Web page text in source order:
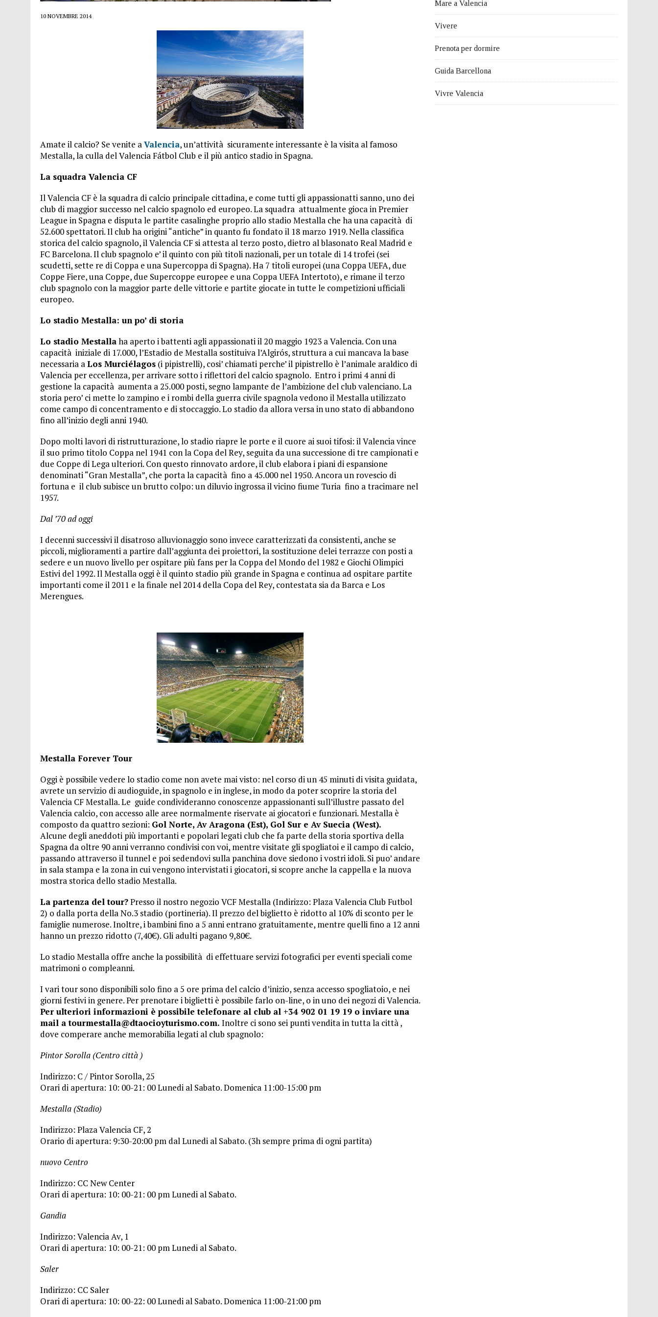
10 NOVEMBRE 2014
Amate il calcio? Se venite a Valencia, un’attività sicuramente interessante è la visita al famoso
Mestalla, la culla del Valencia Fátbol Club e il più antico stadio in Spagna.
La squadra Valencia CF
Il Valencia CF è la squadra di calcio principale cittadina, e come tutti gli appassionatti sanno, uno dei
club di maggior successo nel calcio spagnolo ed europeo. La squadra attualmente gioca in Premier
League in Spagna e disputa le partite casalinghe proprio allo stadio Mestalla che ha una capacità di
52.600 spettatori. Il club ha origini “antiche” in quanto fu fondato il 18 marzo 1919. Nella classifica
storica del calcio spagnolo, il Valencia CF si attesta al terzo posto, dietro al blasonato Real Madrid e
FC Barcelona. Il club spagnolo e’ il quinto con più titoli nazionali, per un totale di 14 trofei (sei
scudetti, sette re di Coppa e una Supercoppa di Spagna). Ha 7 titoli europei (una Coppa UEFA, due
Coppe Fiere, una Coppe, due Supercoppe europee e una Coppa UEFA Intertoto), e rimane il terzo
club spagnolo con la maggior parte delle vittorie e partite giocate in tutte le competizioni ufficiali
europeo.
Lo stadio Mestalla: un po’ di storia
Lo stadio Mestallaha aperto i battenti agli appassionati il 20 maggio 1923 a Valencia. Con una
capacità iniziale di 17.000, l’Estadio de Mestalla sostituiva l’Algirós, struttura a cui mancava la base
necessaria a Los Murciélagos (i pipistrelli), cosi’ chiamati perche’ il pipistrello è l’animale araldico di
Valencia per eccellenza, per arrivare sotto i riflettori del calcio spagnolo. Entro i primi 4 anni di
gestione la capacità aumenta a 25.000 posti, segno lampante de l’ambizione del club valenciano. La
storia pero’ ci mette lo zampino e i rombi della guerra civile spagnola vedono il Mestalla utilizzato
come campo di concentramento e di stoccaggio. Lo stadio da allora versa in uno stato di abbandono
fino all’inizio degli anni 1940.
Dopo molti lavori di ristrutturazione, lo stadio riapre le porte e il cuore ai suoi tifosi: il Valencia vince
il suo primo titolo Coppa nel 1941 con la Copa del Rey, seguita da una successione di tre campionati e
due Coppe di Lega ulteriori. Con questo rinnovato ardore, il club elabora i piani di espansione
denominati “Gran Mestalla”, che porta la capacità fino a 45.000 nel 1950. Ancora un rovescio di
fortuna e il club subisce un brutto colpo: un diluvio ingrossa il vicino fiume Turia fino a tracimare nel
1957.
Dal ’70 ad oggi
I decenni successivi il disatroso alluvionaggio sono invece caratterizzati da consistenti, anche se
piccoli, miglioramenti a partire dall’aggiunta dei proiettori, la sostituzione delei terrazze con posti a
sedere e un nuovo livello per ospitare più fans per la Coppa del Mondo del 1982 e Giochi Olimpici
Estivi del 1992. Il Mestalla oggi è il quinto stadio più grande in Spagna e continua ad ospitare partite
importanti come il 2011 e la finale nel 2014 della Copa del Rey, contestata sia da Barca e Los
Merengues.
Mestalla Forever Tour
Oggi è possibile vedere lo stadio come non avete mai visto: nel corso di un 45 minuti di visita guidata,
avrete un servizio di audioguide, in spagnolo e in inglese, in modo da poter scoprire la storia del
Valencia CF Mestalla. Le guide condivideranno conoscenze appassionanti sull’illustre passato del
Valencia calcio, con accesso alle aree normalmente riservate ai giocatori e funzionari. Mestalla è
composto da quattro sezioni: Gol Norte, Av Aragona (Est), Gol Sur e Av Suecia (West).
Alcune degli aneddoti più importanti e popolari legati club che fa parte della storia sportiva della
Spagna da oltre 90 anni verranno condivisi con voi, mentre visitate gli spogliatoi e il campo di calcio,
passando attraverso il tunnel e poi sedendovi sulla panchina dove siedono i vostri idoli. Si puo’ andare
in sala stampa e la zona in cui vengono intervistati i giocatori, si scopre anche la cappella e la nuova
mostra storica dello stadio Mestalla.
La partenza del tour?Presso il nostro negozio VCF Mestalla (Indirizzo: Plaza Valencia Club Futbol
2) o dalla porta della No.3 stadio (portineria). Il prezzo del biglietto è ridotto al 10% di sconto per le
famiglie numerose. Inoltre, i bambini fino a 5 anni entrano gratuitamente, mentre quelli fino a 12 anni
hanno un prezzo ridotto (7,40€). Gli adulti pagano 9,80€.
Lo stadio Mestalla offre anche la possibilità di effettuare servizi fotografici per eventi speciali come
matrimoni o compleanni.
I vari tour sono disponibili solo fino a 5 ore prima del calcio d’inizio, senza accesso spogliatoio, e nei
giorni festivi in genere. Per prenotare i biglietti è possibile farlo on-line, o in uno dei negozi di Valencia.
Per ulteriori informazioni è possibile telefonare al club al +34 902 01 19 19 o inviare una
mail a tourmestalla@dtaocioyturismo.com. Inoltre ci sono sei punti vendita in tutta la città ,
dove comperare anche memorabilia legati al club spagnolo:
Pintor Sorolla (Centro città )
Indirizzo: C / Pintor Sorolla, 25
Orari di apertura: 10: 00-21: 00 Lunedi al Sabato. Domenica 11:00-15:00 pm
Mestalla (Stadio)
Indirizzo: Plaza Valencia CF, 2
Orario di apertura: 9:30-20:00 pm dal Lunedi al Sabato. (3h sempre prima di ogni partita)
nuovo Centro
Indirizzo: CC New Center
Orari di apertura: 10: 00-21: 00 pm Lunedi al Sabato.
Gandia
Indirizzo: Valencia Av, 1
Orari di apertura: 10: 00-21: 00 pm Lunedi al Sabato.
Saler
Indirizzo: CC Saler
Orari di apertura: 10: 00-22: 00 Lunedi al Sabato. Domenica 11:00-21:00 pm
Mare a Valencia
Vivere
Prenota per dormire
Guida Barcellona
Vivre Valencia